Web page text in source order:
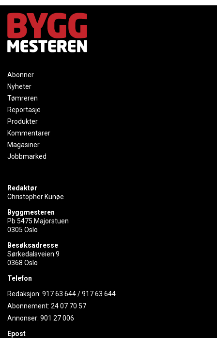
Abonner
Nyheter
Tømreren
Reportasje
Produkter
Kommentarer
Magasiner
Jobbmarked
Redaktør
Christopher Kunøe
Byggmesteren
Pb 5475 Majorstuen
0305 Oslo
Besøksadresse
Sørkedalsveien 9
0368 Oslo
Telefon
Redaksjon: 917 63 644/917 63 644
Abonnement: 24 07 70 57
Annonser: 901 27 006
Epost